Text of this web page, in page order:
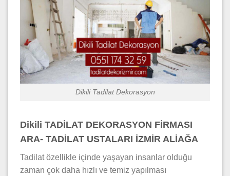
Dikili Tadilat Dekorasyon
Dikili TADİLAT DEKORASYON FİRMASI
ARA- TADİLAT USTALARI İZMİR ALİAĞA
Tadilat özellikle içinde yaşayan insanlar olduğu
zaman çok daha hızlı ve temiz yapılması